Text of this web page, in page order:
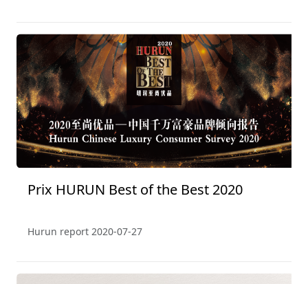
Prix HURUN Best of the Best 2020
Hurun report 2020-07-27